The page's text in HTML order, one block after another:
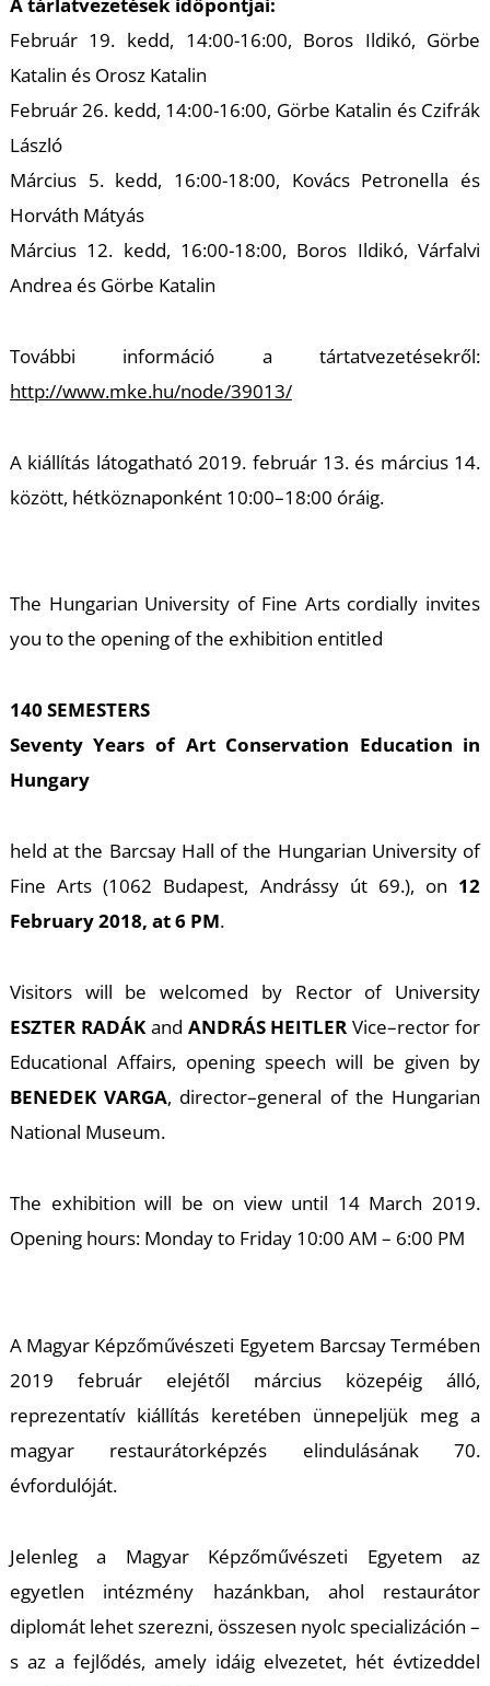
Február 19. kedd, 14:00-16:00, Boros Ildikó, Görbe
Katalin és Orosz Katalin
Február 26. kedd, 14:00-16:00, Görbe Katalin és Czifrák
László
Március 5. kedd, 16:00-18:00, Kovács Petronella és
Horváth Mátyás
Március 12. kedd, 16:00-18:00, Boros Ildikó, Várfalvi
Andrea és Görbe Katalin
További információ a tártatvezetésekről:
http://www.mke.hu/node/39013/
A kiállítás látogatható 2019. február 13. és március 14.
között, hétköznaponként 10:00–18:00 óráig.
The Hungarian University of Fine Arts cordially invites
you to the opening of the exhibition entitled
140 SEMESTERS
Seventy Years of Art Conservation Education in
Hungary
held at the Barcsay Hall of the Hungarian University of
Fine Arts (1062 Budapest, Andrássy út 69.), on 12
February 2018, at 6 PM.
Visitors will be welcomed by Rector of University
ESZTER RADÁKand ANDRÁS HEITLER Vice–rector for
Educational Affairs, opening speech will be given by
BENEDEK VARGA, director–general of the Hungarian
National Museum.
The exhibition will be on view until 14 March 2019.
Opening hours: Monday to Friday 10:00 AM – 6:00 PM
A Magyar Képzőművészeti Egyetem Barcsay Termében
2019 február elejétől március közepéig álló,
reprezentatív kiállítás keretében ünnepeljük meg a
magyar restaurátorképzés elindulásának 70.
évfordulóját.
Jelenleg a Magyar Képzőművészeti Egyetem az
egyetlen intézmény hazánkban, ahol restaurátor
diplomát lehet szerezni, összesen nyolc specializáción –
s az a fejlődés, amely idáig elvezetet, hét évtizeddel